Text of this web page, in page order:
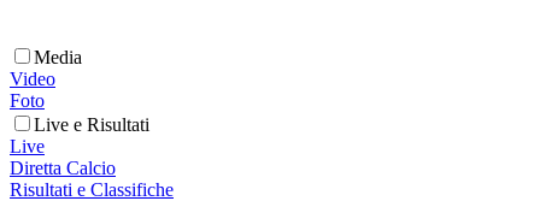
Media
Video
Foto
Live e Risultati
Live
Diretta Calcio
Risultati e Classifiche